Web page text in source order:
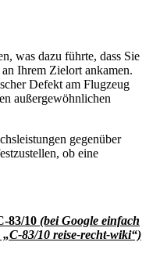
was dazu führte, dass Sie
Ihrem Zielort ankamen.
Defekt am Flugzeug
außergewöhnlichen
gegenüber
ob eine
83/10 (bei Google einfach
83/10 reise-recht-wiki“)